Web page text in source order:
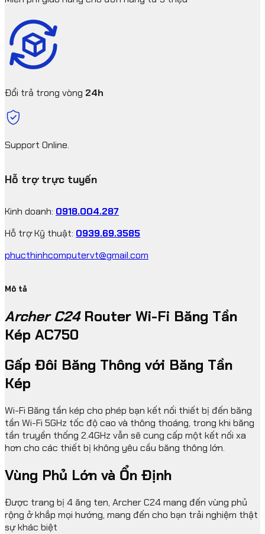
Đổi trả trong vòng 24h
Support Online.
Hỗ trợ trực tuyến
Kinh doanh: 0918.004.287
Hỗ trợ Kỹ thuật: 0939.69.3585
phucthinhcomputervt@gmail.com
Mô tả
Archer C24 Router Wi-Fi Băng Tần
Kép AC750
Gấp Đôi Băng Thông với Băng Tần
Kép
Wi-Fi Băng tần kép cho phép bạn kết nối thiết bị đến băng
tần Wi-Fi 5GHz tốc độ cao và thông thoáng, trong khi băng
tần truyền thống 2.4GHz vẫn sẽ cung cấp một kết nối xa
hơn cho các thiết bị không yêu cầu băng thông lớn.
Vùng Phủ Lớn và Ổn Định
Được trang bị 4 ăng ten, Archer C24 mang đến vùng phủ
rộng ở khắp mọi hướng, mang đến cho bạn trải nghiệm thật
sự khác biệt